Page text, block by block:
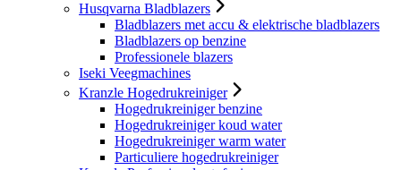
Husqvarna Bladblazers
Bladblazers met accu & elektrische bladblazers
Bladblazers op benzine
Professionele blazers
Iseki Veegmachines
Kranzle Hogedrukreiniger
Hogedrukreiniger benzine
Hogedrukreiniger koud water
Hogedrukreiniger warm water
Particuliere hogedrukreiniger